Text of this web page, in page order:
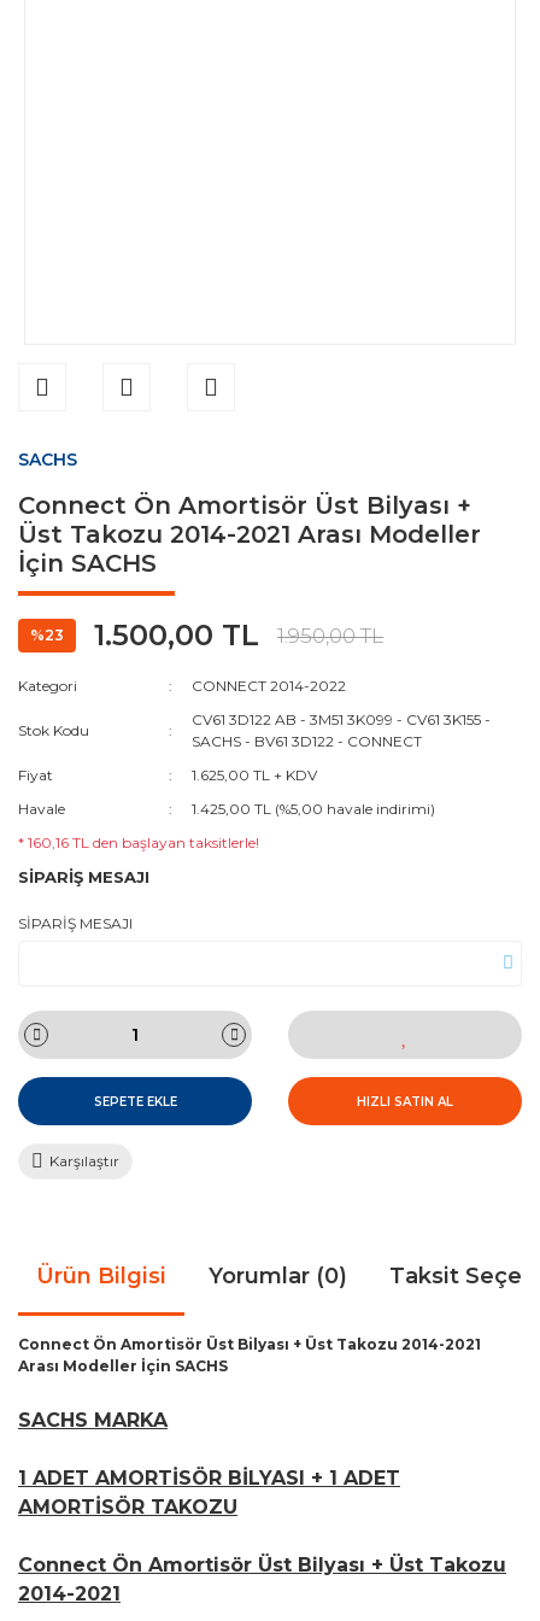
SACHS
Connect Ön Amortisör Üst Bilyası +
Üst Takozu 2014-2021 Arası Modeller
İçin SACHS
%23 1.500,00 TL 1.950,00 TL
Kategori CONNECT 2014-2022
Stok Kodu
CV61 3D122 AB - 3M51 3K099 - CV61 3K155 -
SACHS - BV61 3D122 - CONNECT
Fiyat
1.625,00 TL + KDV
Havale
1.425,00 TL (%5,00 havale indirimi)
* 160,16 TL den başlayan taksitlerle!
SİPARİŞ MESAJI
SİPARİŞ MESAJI
SEPETE EKLE HIZLI SATIN AL
Karşılaştır
Ürün Bilgisi Yorumlar (0) Taksit
Connect Ön Amortisör Üst Bilyası + Üst Takozu 2014-2021
Arası Modeller İçin SACHS
SACHS MARKA
1 ADET AMORTİSÖR BİLYASI + 1 ADET
AMORTİSÖR TAKOZU
Connect Ön Amortisör Üst Bilyası + Üst Takozu
2014-2021